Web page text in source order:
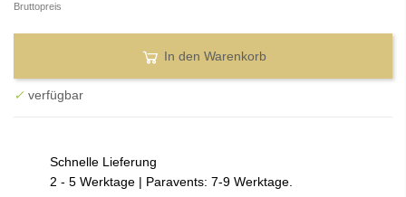
Bruttopreis
In den Warenkorb
✓ verfügbar
Schnelle Lieferung
2 - 5 Werktage | Paravents: 7-9 Werktage.